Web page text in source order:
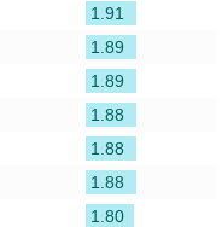
1.91
1.89
1.89
1.88
1.88
1.88
1.80